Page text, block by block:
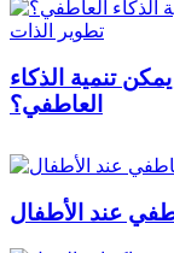
تطوير الذات
تنمية الذكاء
العاطفي؟
عند الأطفال